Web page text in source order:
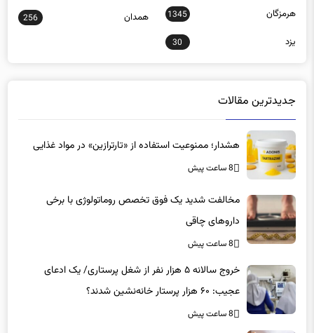
هرمزگان 1345 همدان 256
یزد 30
جدیدترین مقالات
هشدار؛ ممنوعیت استفاده از «تارترازین» در مواد غذایی
8 ساعت پیش
مخالفت شدید یک فوق تخصص روماتولوژی با برخی
داروهای چاقی
8 ساعت پیش
خروج سالانه ۵ هزار نفر از شغل پرستاری/ یک ادعای
عجیب: ۶۰ هزار پرستار خانه‌نشین شدند؟
8 ساعت پیش